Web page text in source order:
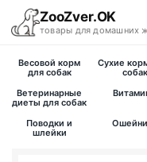
ZooZver.OK
товары для домашних
На главную
Весовой корм
для собак
Сухие
собак
Ветеринарные
диеты для собак
Поводки и
шлейки